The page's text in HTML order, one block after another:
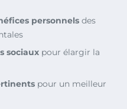
personnels des
sociaux pour élargir la
pour un meilleur